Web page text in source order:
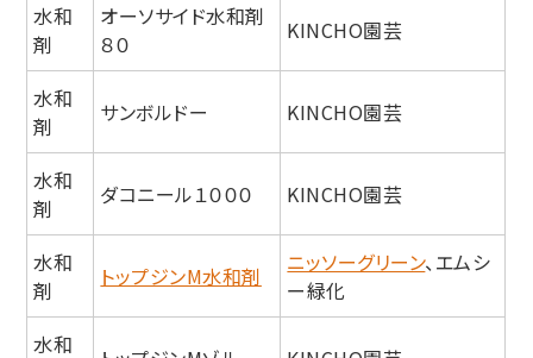
水和
剤
オーソサイド水和剤
８０
KINCHO園芸
水和
剤
サンボルドー KINCHO園芸
水和
剤
ダコニール１０００ KINCHO園芸
水和
剤
トップジンM水和剤 ニッソーグリーン、エムシ
ー緑化
水和